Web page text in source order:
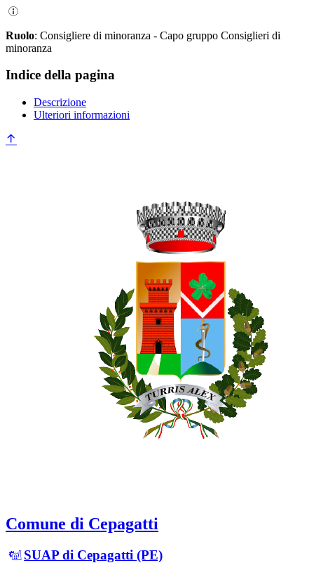
Ruolo: Consigliere di minoranza - Capo gruppo Consiglieri di
minoranza
Indice della pagina
Descrizione
Ulteriori informazioni
Comune di Cepagatti
SUAP di Cepagatti (PE)